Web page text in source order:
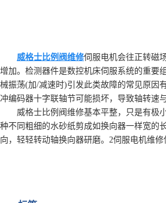
威格士比例阀维修伺服电机会往正转磁
增加。检测器件是数控机床伺服系统的重要
械振荡(加/减速时)引发此类故障的常见原因
冲编码器十字联轴节可能损坏，导致轴转速
威格士比例阀维修基本平整，只是有极
种不同粗细的水砂纸剪成如换向器一样宽的
向，轻轻转动轴换向器研磨。2伺服电机维